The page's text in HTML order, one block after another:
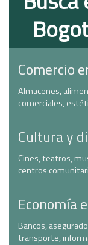
Comercio
Almacenes,
comerciales,
Cultura y
Cines, teatros,
centros
Economía
Bancos,
transporte,